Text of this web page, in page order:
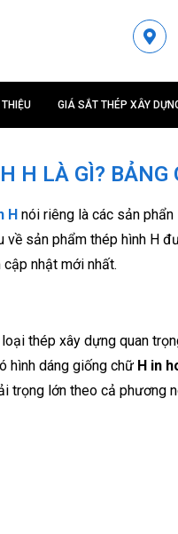
THIỆU GIÁ SẮT THÉP XÂY
H LÀ GÌ?
H nói riêng là các sản
sản phẩm thép hình H
nhật mới nhất.
thép xây dựng quan
hình dáng giống chữ H in
trọng lớn theo cả phương